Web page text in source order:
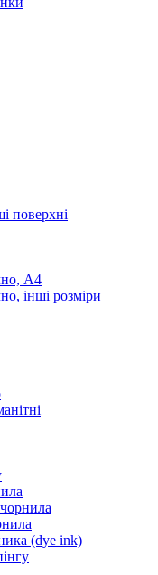
поверхні
А4
інші розміри
(dye ink)